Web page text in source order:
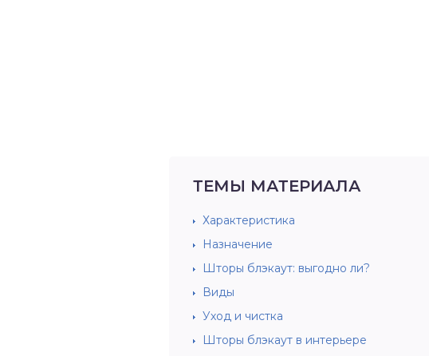
ТЕМЫ МАТЕРИАЛА
Характеристика
Назначение
Шторы блэкаут: выгодно ли?
Виды
Уход и чистка
Шторы блэкаут в интерьере